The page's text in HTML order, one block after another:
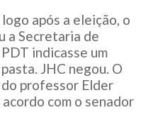
após a eleição, o
a Secretaria de
indicasse um
JHC negou. O
professor Elder
com o senador